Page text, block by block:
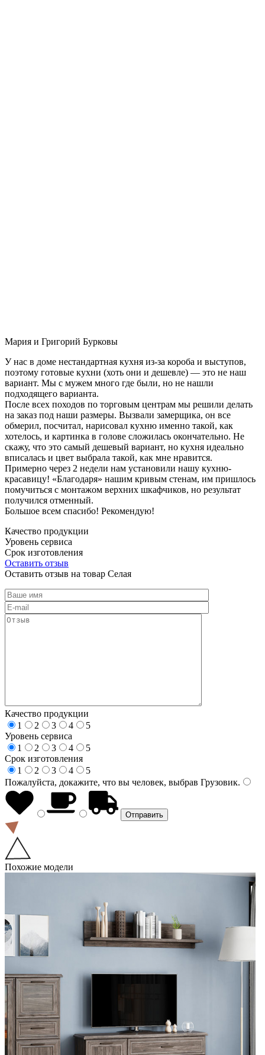
Мария и Григорий Бурковы
У нас в доме нестандартная кухня из-за короба и выступов,
поэтому готовые кухни (хоть они и дешевле) — это не наш
вариант. Мы с мужем много где были, но не нашли
подходящего варианта.
После всех походов по торговым центрам мы решили делать
на заказ под наши размеры. Вызвали замерщика, он все
обмерил, посчитал, нарисовал кухню именно такой, как
хотелось, и картинка в голове сложилась окончательно. Не
скажу, что это самый дешевый вариант, но кухня идеально
вписалась и цвет выбрала такой, как мне нравится.
Примерно через 2 недели нам установили нашу кухню-
красавицу! «Благодаря» нашим кривым стенам, им пришлось
помучиться с монтажом верхних шкафчиков, но результат
получился отменный.
Большое всем спасибо! Рекомендую!
Качество продукции
Уровень сервиса
Срок изготовления
Оставить отзыв
Оставить отзыв на товар Селая
Качество продукции
1
2 3 4
5
Уровень сервиса
1
2 3 4
5
Срок изготовления
1
2 3 4
5
Пожалуйста, докажите, что вы человек, выбрав Грузовик.
Похожие модели